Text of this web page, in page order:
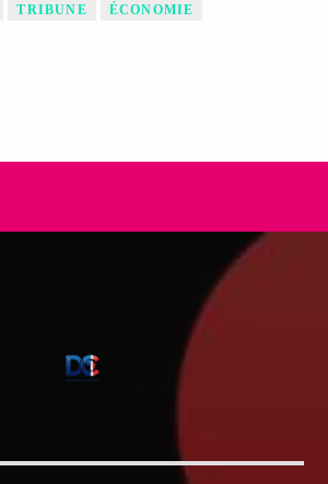
TRIBUNE ÉCONOMIE